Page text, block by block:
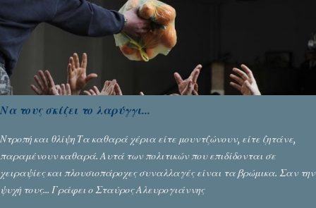
στοιχεία...
Να τους σκίζει το λαρύγγι...
Ντροπή και θλίψη Τα καθαρά χέρια είτε μουντζώνουν, είτε ζητάνε,
παραμένουν καθαρά. Αυτά των πολιτικών που επιδίδονται σε
χειραψίες και πλουσιοπάροχες συναλλαγές είναι τα βρώμικα. Σαν την
ψυχή τους... Γράφει ο Σταύρος Αλευρογιάννης